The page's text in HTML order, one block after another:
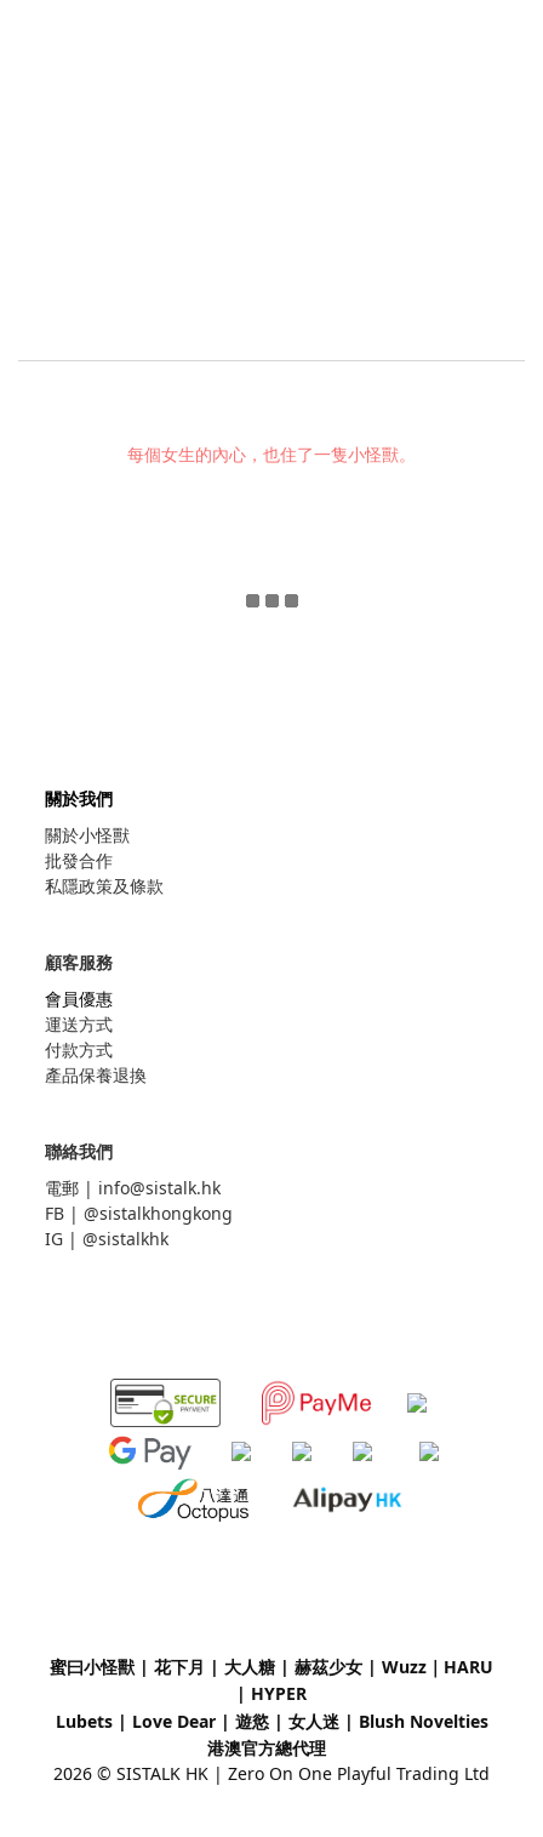
每個女生的內心，也住了一隻小怪獸。
關於我們
關於小怪獸
批發合作
私隱政策及條款
顧客服務
會員優惠
運送方式
付款方式
產品保養退換
聯絡我們
電郵 | info@sistalk.hk
FB | @sistalkhongkong
IG | @sistalkhk
蜜曰小怪獸 | 花下月 | 大人糖 | 赫茲少女 | Wuzz｜ HARU
| HYPER
Lubets | Love Dear | 遊慾 | 女人迷 | Blush Novelties
港澳官方總代理
2026 © SISTALK HK | Zero On One Playful Trading Ltd